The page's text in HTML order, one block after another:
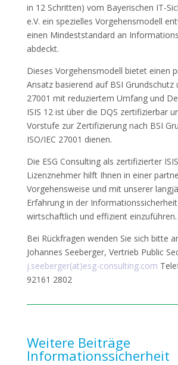
in 12 Schritten) vom Bayerischen IT-
e.V. ein spezielles Vorgehensmodell
einen Mindeststandard an
abdeckt.
Dieses Vorgehensmodell bietet einen
Ansatz basierend auf BSI Grundschutz
27001 mit reduziertem Umfang und
ISIS 12 ist über die DQS zertifizierbar
Vorstufe zur Zertifizierung nach BSI
ISO/IEC 27001 dienen.
Die ESG Consulting als zertifizierter
Lizenznehmer hilft Ihnen in einer
Vorgehensweise und mit unserer
Erfahrung in der Informationssicherheit
wirtschaftlich und effizient einzuführen.
Bei Rückfragen wenden Sie sich bitte
Johannes Seeberger, Vertrieb Public
j.seeberger(at)esg-consulting.com
92161 2802
Weitere Beiträge
Informationssicherheit